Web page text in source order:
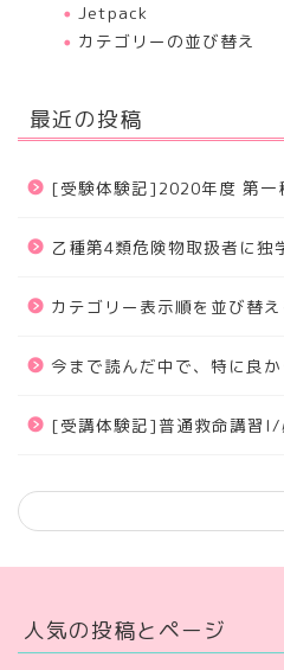
Jetpack
カテゴリーの並び替え
最近の投稿
[受験体験記]2020年度 第一
乙種第4類危険物取扱者に独
カテゴリー表示順を並び替
今まで読んだ中で、特に良
[受講体験記]普通救命講習I/
人気の投稿とページ